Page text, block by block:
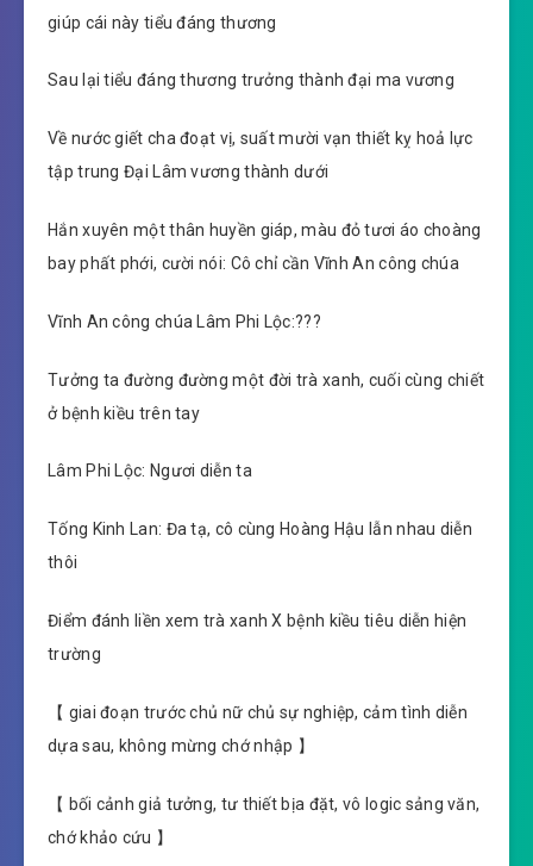
giúp cái này tiểu đáng thương
Sau lại tiểu đáng thương trưởng thành đại ma vương
Về nước giết cha đoạt vị, suất mười vạn thiết kỵ hoả lực
tập trung Đại Lâm vương thành dưới
Hắn xuyên một thân huyền giáp, màu đỏ tươi áo choàng
bay phất phới, cười nói: Cô chỉ cần Vĩnh An công chúa
Vĩnh An công chúa Lâm Phi Lộc:???
Tưởng ta đường đường một đời trà xanh, cuối cùng chiết
ở bệnh kiều trên tay
Lâm Phi Lộc: Ngươi diễn ta
Tống Kinh Lan: Đa tạ, cô cùng Hoàng Hậu lẫn nhau diễn
thôi
Điểm đánh liền xem trà xanh X bệnh kiều tiêu diễn hiện
trường
【 giai đoạn trước chủ nữ chủ sự nghiệp, cảm tình diễn
dựa sau, không mừng chớ nhập 】
【 bối cảnh giả tưởng, tư thiết bịa đặt, vô logic sảng văn,
chớ khảo cứu 】